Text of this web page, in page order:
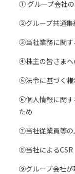
① グループ会社
②グループ共通集
③当社業務に関す
④株主の皆さまへ
⑤法令に基づく権
⑥個人情報に関す
ため
⑦当社従業員等の
⑧当社によるCSR
⑨グループ会社が